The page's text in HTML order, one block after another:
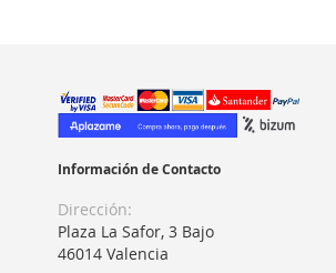
Información de Contacto
Dirección:
Plaza La Safor, 3 Bajo
46014 Valencia